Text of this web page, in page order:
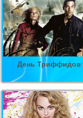
День Триффидов